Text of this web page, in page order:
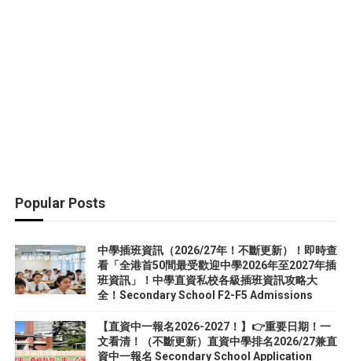
Popular Posts
中學插班資訊（2026/27年！不斷更新）！即時查
看「全港首50間最受歡迎中學2026年至2027年插
班資訊」！中學直資私校各級插班資訊攻略大
全！Secondary School F2-F5 Admissions
【直資中一報名2026-2027！】👉重要日期！一
文看清！（不斷更新）直資中學排名2026/27兼直
資中一報名 Secondary School Application